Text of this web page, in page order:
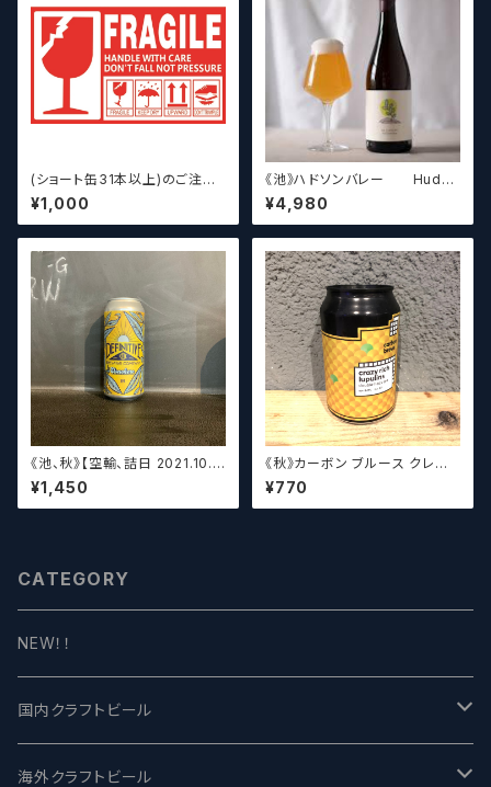
(ショート缶31本以上)のご注文
の場合いこちらをご購入くださ
い。 【クラフトビール】
¥1,000
《池》ハドソンバレー Hudso
n Valley Blossom
¥4,980
《池、秋》【空輸、詰日 2021.10.2
6】ディフィニティブ エルスウェア
/ Definitive Elsewhere
¥1,450
《秋》カーボン ブルース クレイ
ジーリッチルプリンズ Carbo
n Brews Crazy rich Lupulin
s【クラフトビール】
¥770
CATEGORY
NEW！！
国内クラフトビール
UCHU BREWING -うちゅうブルーイング
海外クラフトビール